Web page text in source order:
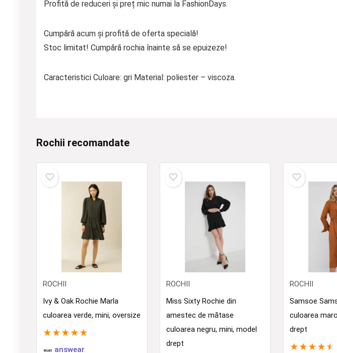
Profită de reduceri și preț mic numai la FashionDays.
Cumpără acum și profită de oferta specială!
Stoc limitat! Cumpără rochia înainte să se epuizeze!
Caracteristici Culoare: gri Material: poliester – viscoza.
Rochii recomandate
ROCHII
Ivy & Oak Rochie Marla
culoarea verde, mini, oversize
★ ★ ★ ★ ★
answear
ROCHII
Miss Sixty Rochie din
amestec de mătase
culoarea negru, mini, model
drept
ROCHII
Samsoe
culoarea
drept
★ ★ ★ ★ ★